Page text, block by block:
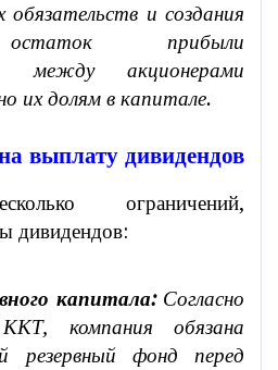
обязательств и создания
прибыли
между акционерами
их долям в капитале.
выплату дивидендов
ограничений,
дивидендов:
капитала:Согласно
компания обязана
резервный фонд перед